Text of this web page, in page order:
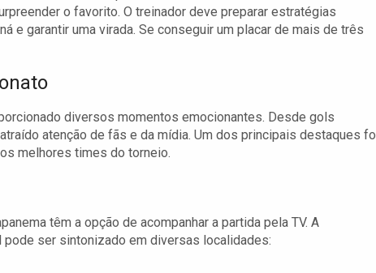
o favorito. O treinador deve preparar estratégias
e garantir uma virada. Se conseguir um placar de mais de três
diversos momentos emocionantes. Desde gols
atenção de fãs e da mídia. Um dos principais destaques
melhores times do torneio.
têm a opção de acompanhar a partida pela TV. A
pode ser sintonizado em diversas localidades: